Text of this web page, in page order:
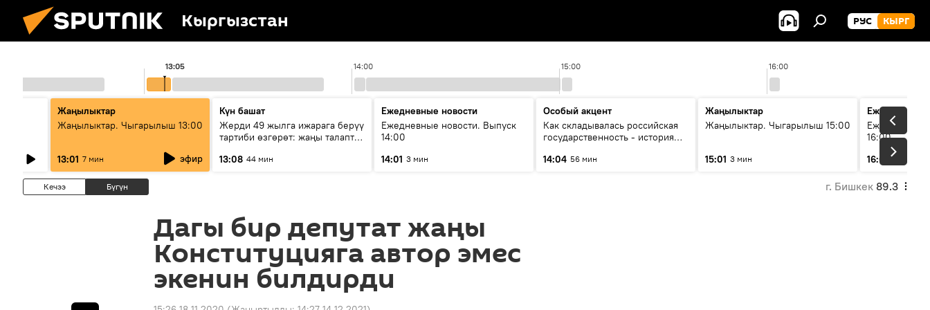
Кыргызстан РУС КЫРГ
14:00 15:00 16:00
13:05
Жаңылыктар
Жаңылыктар. Чыгарылыш 13:00
13:01 7 мин эфир
Күн башат
Жерди 49 жылга ижарага берүү
тартиби өзгөрөт: жаңы талаптар
13:08 44 мин
Ежедневные новости
Ежедневные новости. Выпуск
14:00
14:01 3 мин
Особый акцент
Как складывалась российская
государственность - история
глазами аналитиков
14:04 56 мин
Жаңылыктар
Жаңылыктар. Чыгарылыш 15:00
15:01 3 мин
Ежедневные
Ежедневные
16:00
16:01
3 мин
Кечээ Бүгүн г. Бишкек 89.3
Дагы бир депутат жаңы
Конституцияга автор эмес
экенин билдирди